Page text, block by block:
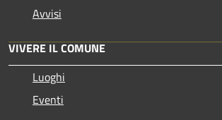
Avvisi
VIVERE IL COMUNE
Luoghi
Eventi